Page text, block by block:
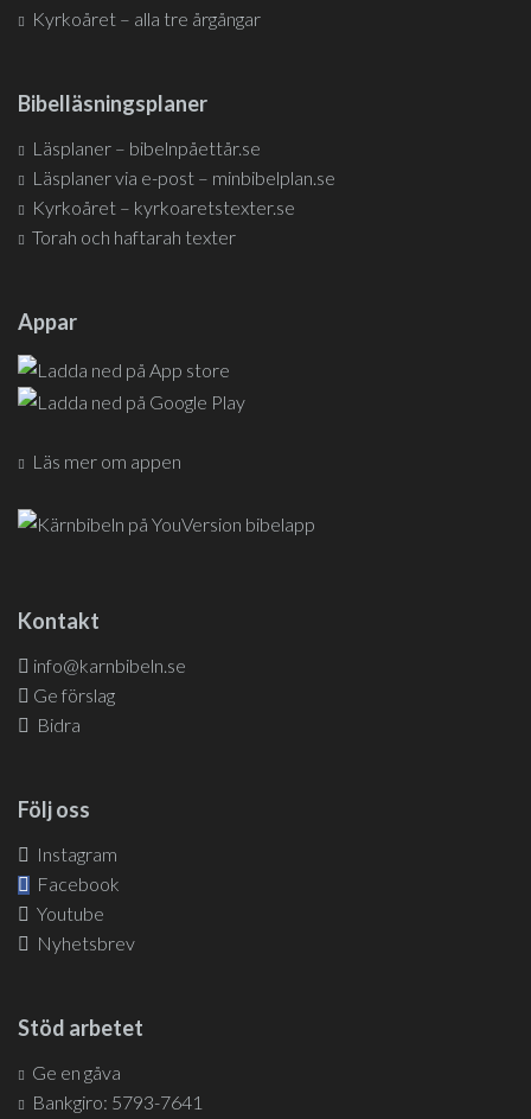
Kyrkoåret – alla tre årgångar
Bibelläsningsplaner
Läsplaner – bibelnpåettår.se
Läsplaner via e-post – minbibelplan.se
Kyrkoåret – kyrkoaretstexter.se
Torah och haftarah texter
Appar
Läs mer om appen
Kontakt
info@karnbibeln.se
Ge förslag
Bidra
Följ oss
Instagram
Facebook
Youtube
Nyhetsbrev
Stöd arbetet
Ge en gåva
Bankgiro: 5793-7641